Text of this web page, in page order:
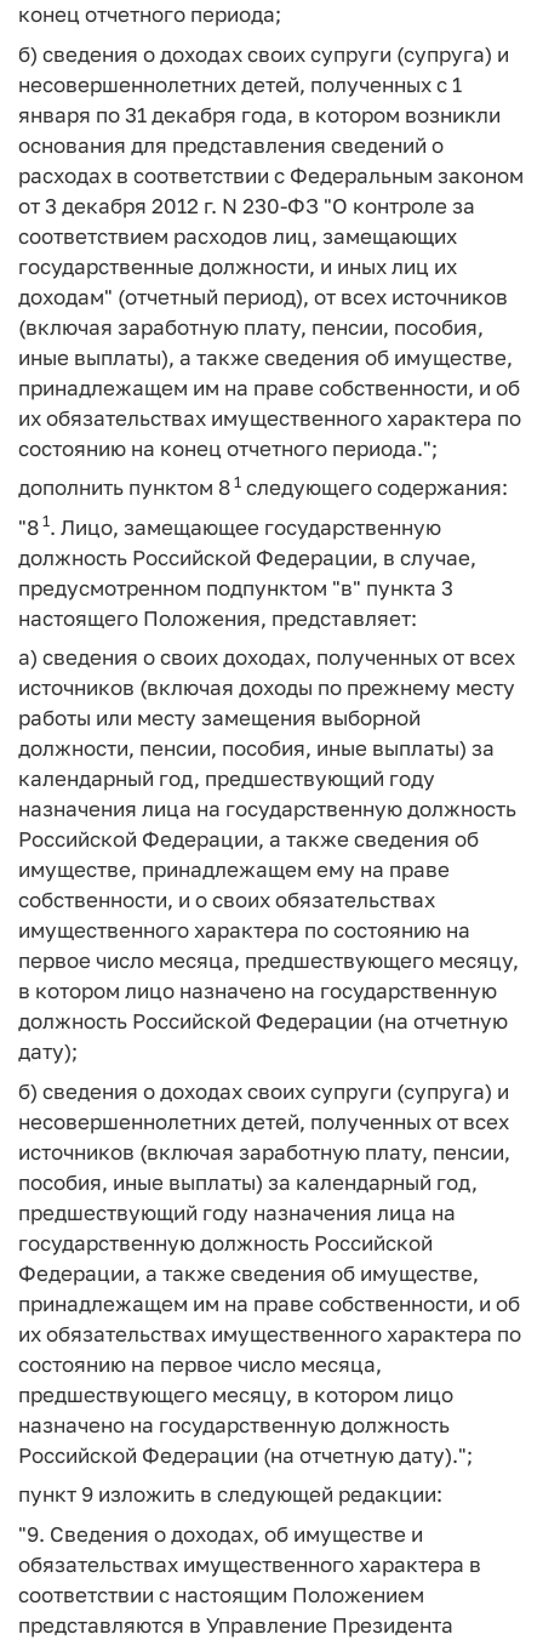
конец отчетного периода;
б) сведения о доходах своих супруги (супруга) и
несовершеннолетних детей, полученных с 1
января по 31 декабря года, в котором возникли
основания для представления сведений о
расходах в соответствии с Федеральным законом
от 3 декабря 2012 г. N 230-ФЗ "О контроле за
соответствием расходов лиц, замещающих
государственные должности, и иных лиц их
доходам" (отчетный период), от всех источников
(включая заработную плату, пенсии, пособия,
иные выплаты), а также сведения об имуществе,
принадлежащем им на праве собственности, и об
их обязательствах имущественного характера по
состоянию на конец отчетного периода.";
дополнить пунктом 8 1 следующего содержания:
"8 1. Лицо, замещающее государственную
должность Российской Федерации, в случае,
предусмотренном подпунктом "в" пункта 3
настоящего Положения, представляет:
а) сведения о своих доходах, полученных от всех
источников (включая доходы по прежнему месту
работы или месту замещения выборной
должности, пенсии, пособия, иные выплаты) за
календарный год, предшествующий году
назначения лица на государственную должность
Российской Федерации, а также сведения об
имуществе, принадлежащем ему на праве
собственности, и о своих обязательствах
имущественного характера по состоянию на
первое число месяца, предшествующего месяцу,
в котором лицо назначено на государственную
должность Российской Федерации (на отчетную
дату);
б) сведения о доходах своих супруги (супруга) и
несовершеннолетних детей, полученных от всех
источников (включая заработную плату, пенсии,
пособия, иные выплаты) за календарный год,
предшествующий году назначения лица на
государственную должность Российской
Федерации, а также сведения об имуществе,
принадлежащем им на праве собственности, и об
их обязательствах имущественного характера по
состоянию на первое число месяца,
предшествующего месяцу, в котором лицо
назначено на государственную должность
Российской Федерации (на отчетную дату).";
пункт 9 изложить в следующей редакции:
"9. Сведения о доходах, об имуществе и
обязательствах имущественного характера в
соответствии с настоящим Положением
представляются в Управление Президента